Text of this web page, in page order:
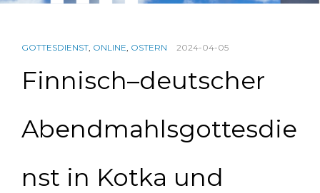
GOTTESDIENST, ONLINE, OSTERN 2024-04-05
Finnisch–deutscher
Abendmahlsgottesdie
nst in Kotka und